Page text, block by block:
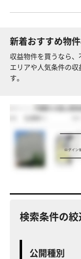
新着おすすめ物
収益物件を買うなら
エリアや人気条件の
す。
検索条件の絞
公開種別